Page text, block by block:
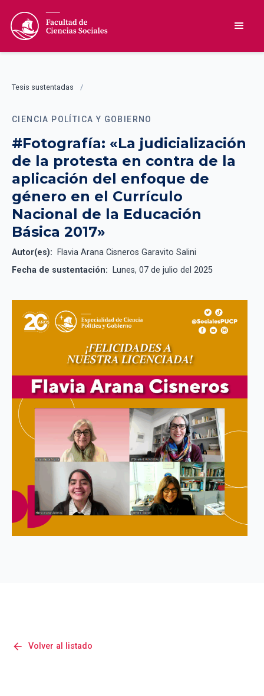
Tesis sustentadas /
CIENCIA POLÍTICA Y GOBIERNO
#Fotografía: «La judicialización
de la protesta en contra de la
aplicación del enfoque de
género en el Currículo
Nacional de la Educación
Básica 2017»
Autor(es):
Flavia Arana Cisneros Garavito Salini
Fecha de sustentación:
Lunes, 07 de julio del 2025
arrow_back Volver al listado